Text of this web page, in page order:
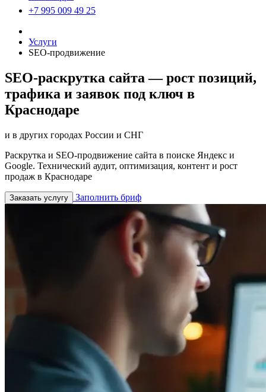
+7 995 009 49 25
Услуги
SEO-продвижение
SEO-раскрутка сайта — рост позиций,
трафика и заявок под ключ в
Краснодаре
и в других городах России и СНГ
Раскрутка и SEO-продвижение сайта в поиске Яндекс и
Google. Технический аудит, оптимизация, контент и рост
продаж в Краснодаре
Заказать услугу Заполнить бриф